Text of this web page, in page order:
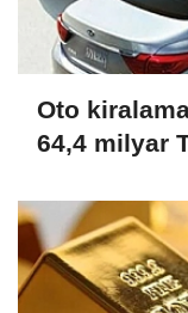
Oto
64,4 milyar